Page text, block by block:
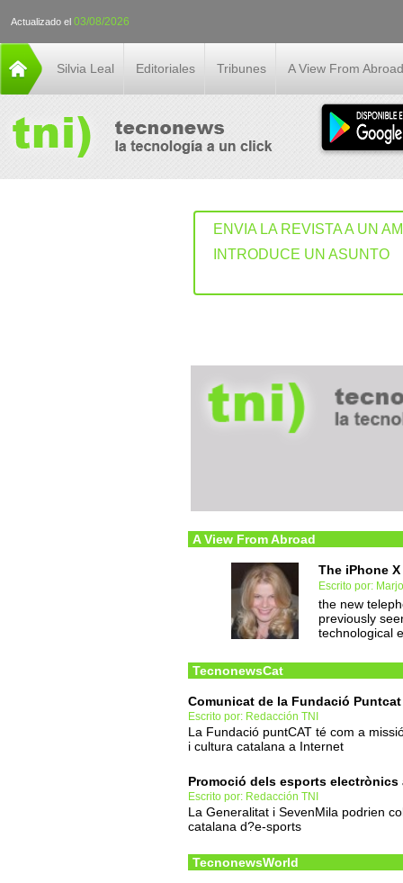
Actualizado el 03/08/2026
Silvia Leal Editoriales Tribunes A View From Abroad
ENVIA LA REVISTA A UN
INTRODUCE UN ASUNTO
A View From Abroad
The iPhone
Escrito por:
the new
previously
technological
TecnonewsCat
Comunicat de la Fundació Puntcat
Escrito por: Redacción TNI
La Fundació puntCAT té com a
i cultura catalana a Internet
Promoció dels esports electrònics
Escrito por: Redacción TNI
La Generalitat i SevenMila podrien
catalana d?e-sports
TecnonewsWorld